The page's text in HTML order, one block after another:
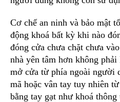
Cơ chế an ninh và bảo mật
động khoá bất kỳ khi nào
đóng cửa chưa chặt chưa
nhà yên tâm hơn không
mở cửa từ phía ngoài người
mã hoặc vân tay tuy nhiên
bằng tay gạt như khoá thông